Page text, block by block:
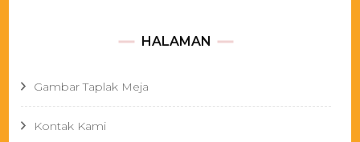
HALAMAN
Gambar Taplak Meja
Kontak Kami